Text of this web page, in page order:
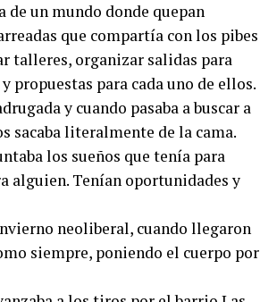
de un mundo donde quepan
que compartía con los pibes
talleres, organizar salidas para
propuestas para cada uno de ellos.
y cuando pasaba a buscar a
sacaba literalmente de la cama.
los sueños que tenía para
alguien. Tenían oportunidades y
neoliberal, cuando llegaron
siempre, poniendo el cuerpo por